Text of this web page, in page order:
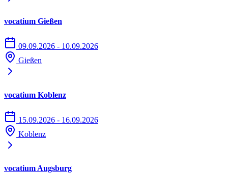
vocatium Gießen
09.09.2026 - 10.09.2026
Gießen
vocatium Koblenz
15.09.2026 - 16.09.2026
Koblenz
vocatium Augsburg